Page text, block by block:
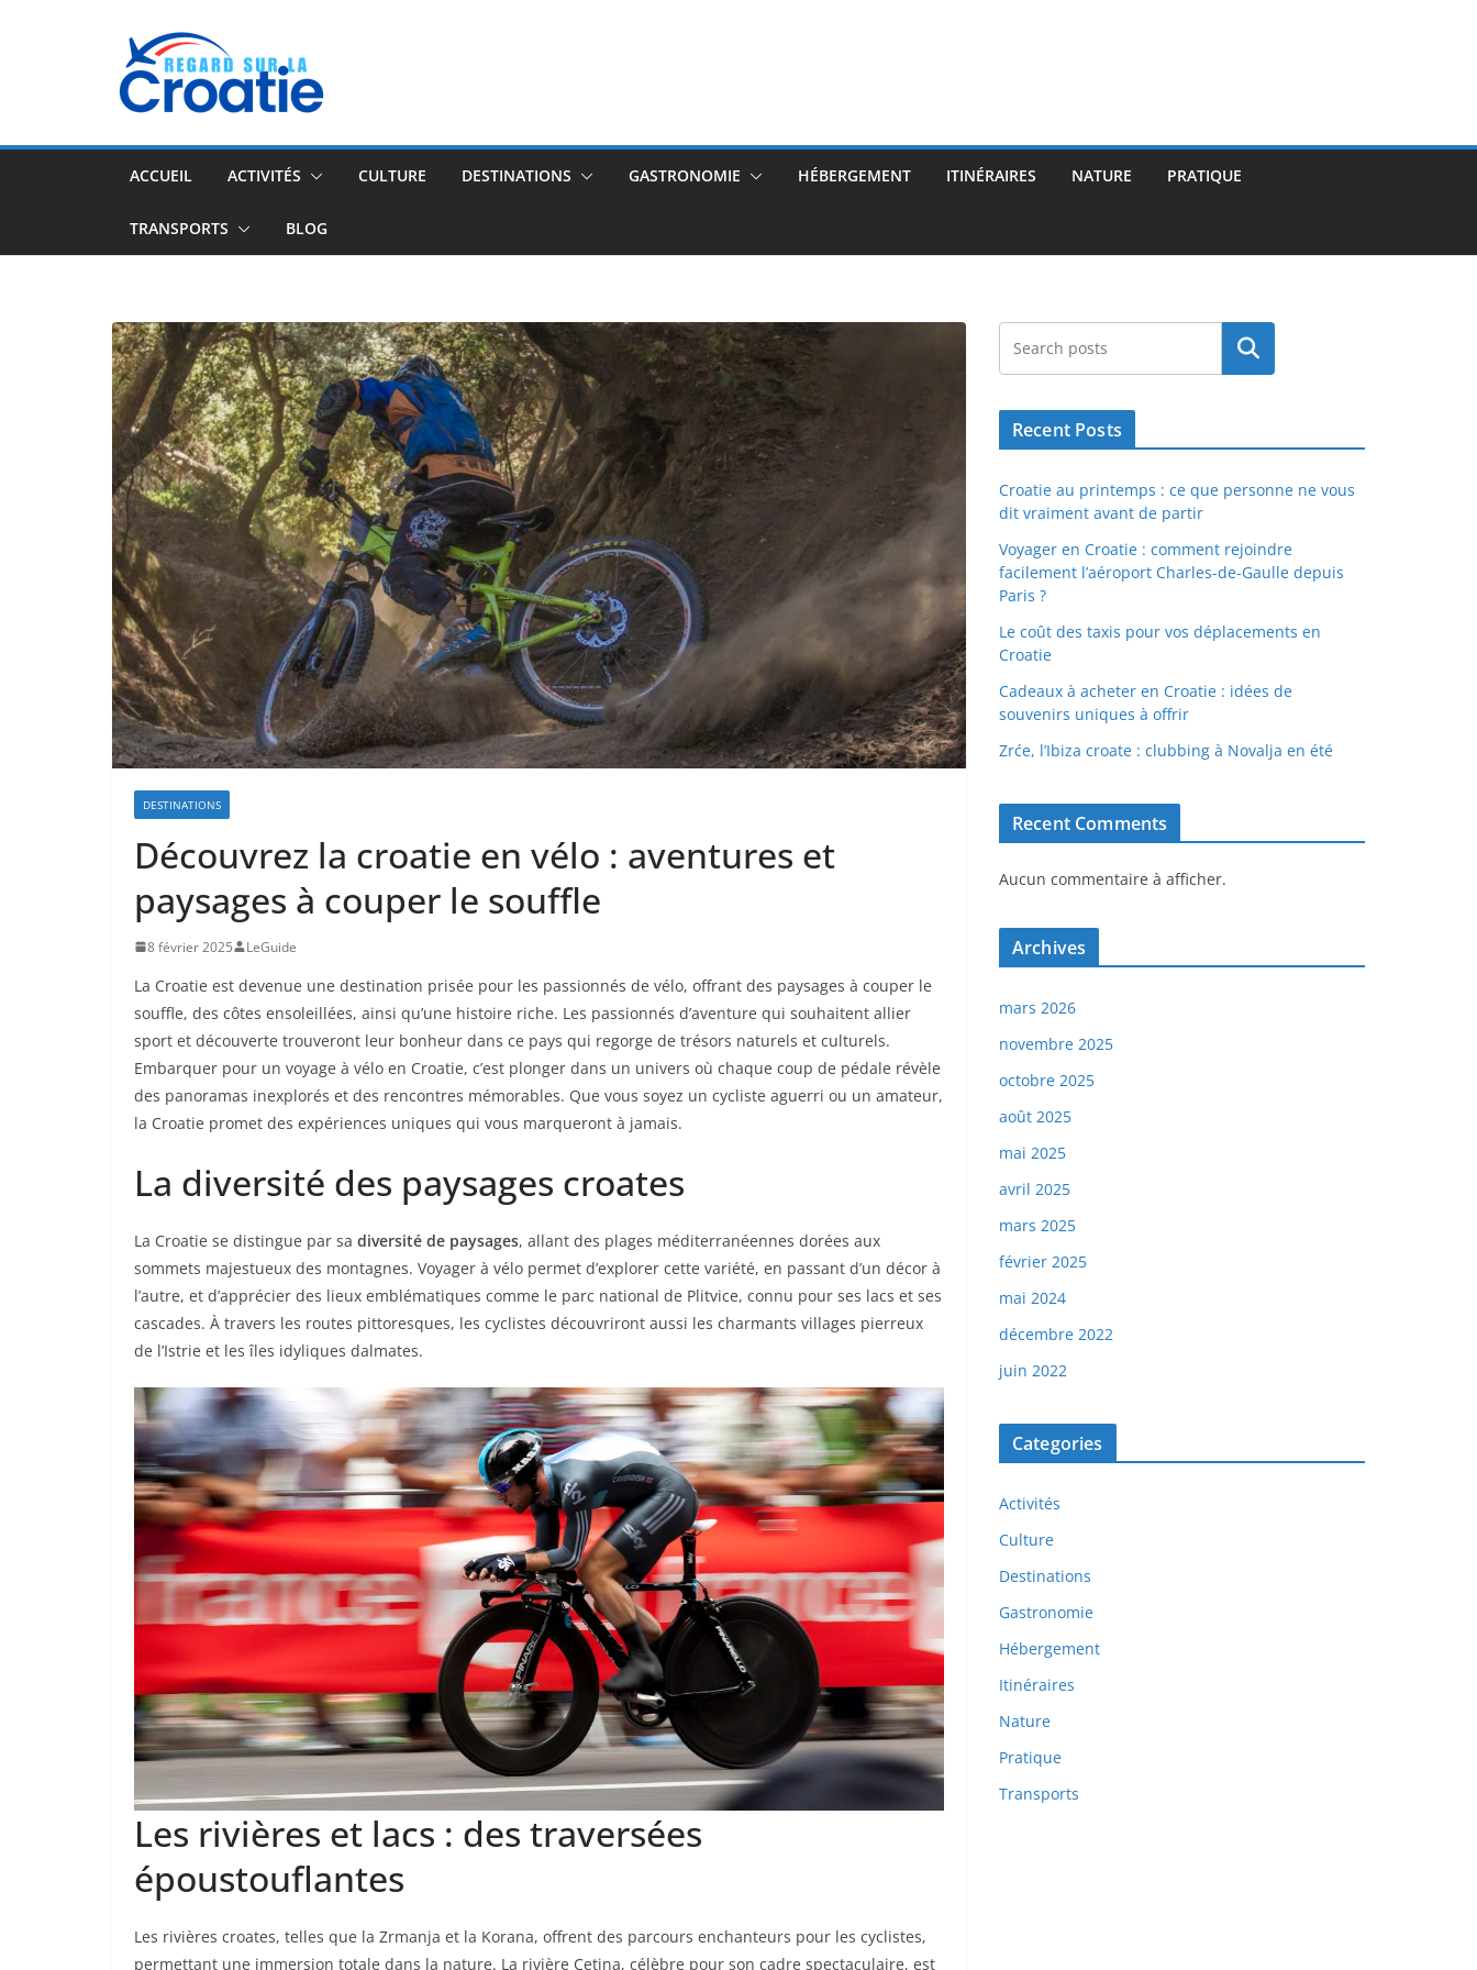
ACCUEIL ACTIVITÉS CULTURE DESTINATIONS GASTRONOMIE HÉBERGEMENT ITINÉRAIRES NATURE PRATIQUE
TRANSPORTS BLOG
DESTINATIONS
Découvrez la croatie en vélo : aventures et
paysages à couper le souffle
8 février 2025 LeGuide
La Croatie est devenue une destination prisée pour les passionnés de vélo, offrant des paysages à couper le
souffle, des côtes ensoleillées, ainsi qu’une histoire riche. Les passionnés d’aventure qui souhaitent allier
sport et découverte trouveront leur bonheur dans ce pays qui regorge de trésors naturels et culturels.
Embarquer pour un voyage à vélo en Croatie, c’est plonger dans un univers où chaque coup de pédale révèle
des panoramas inexplorés et des rencontres mémorables. Que vous soyez un cycliste aguerri ou un amateur,
la Croatie promet des expériences uniques qui vous marqueront à jamais.
La diversité des paysages croates
La Croatie se distingue par sa diversité de paysages, allant des plages méditerranéennes dorées aux
sommets majestueux des montagnes. Voyager à vélo permet d’explorer cette variété, en passant d’un décor à
l’autre, et d’apprécier des lieux emblématiques comme le parc national de Plitvice, connu pour ses lacs et ses
cascades. À travers les routes pittoresques, les cyclistes découvriront aussi les charmants villages pierreux
de l’Istrie et les îles idyliques dalmates.
Les rivières et lacs : des traversées
époustouflantes
Les rivières croates, telles que la Zrmanja et la Korana, offrent des parcours enchanteurs pour les cyclistes,
permettant une immersion totale dans la nature. La rivière Cetina, célèbre pour son cadre spectaculaire, est
Rechercher
Recent Posts
Croatie au printemps : ce que personne ne vous
dit vraiment avant de partir
Voyager en Croatie : comment rejoindre
facilement l’aéroport Charles-de-Gaulle depuis
Paris ?
Le coût des taxis pour vos déplacements en
Croatie
Cadeaux à acheter en Croatie : idées de
souvenirs uniques à offrir
Zrće, l’Ibiza croate : clubbing à Novalja en été
Recent Comments
Aucun commentaire à afficher.
Archives
mars 2026
novembre 2025
octobre 2025
août 2025
mai 2025
avril 2025
mars 2025
février 2025
mai 2024
décembre 2022
juin 2022
Categories
Activités
Culture
Destinations
Gastronomie
Hébergement
Itinéraires
Nature
Pratique
Transports